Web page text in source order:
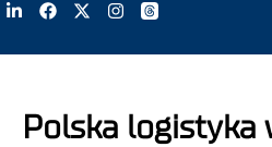
Polska logistyka